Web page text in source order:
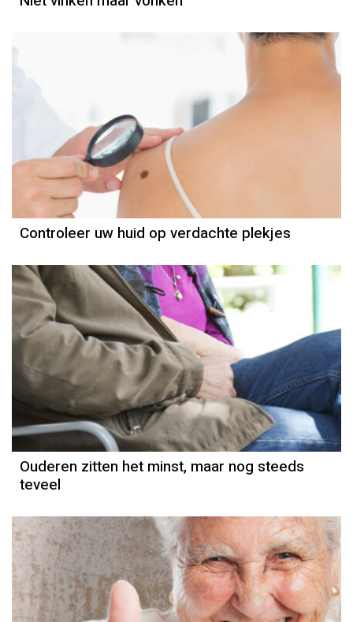
Controleer uw huid op verdachte plekjes
Ouderen zitten het minst, maar nog steeds
teveel